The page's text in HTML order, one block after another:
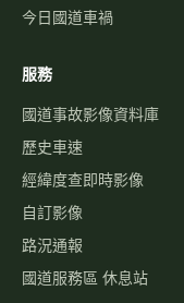
今日國道車禍
服務
國道事故影像資料庫
歷史車速
經緯度查即時影像
自訂影像
路況通報
國道服務區 休息站